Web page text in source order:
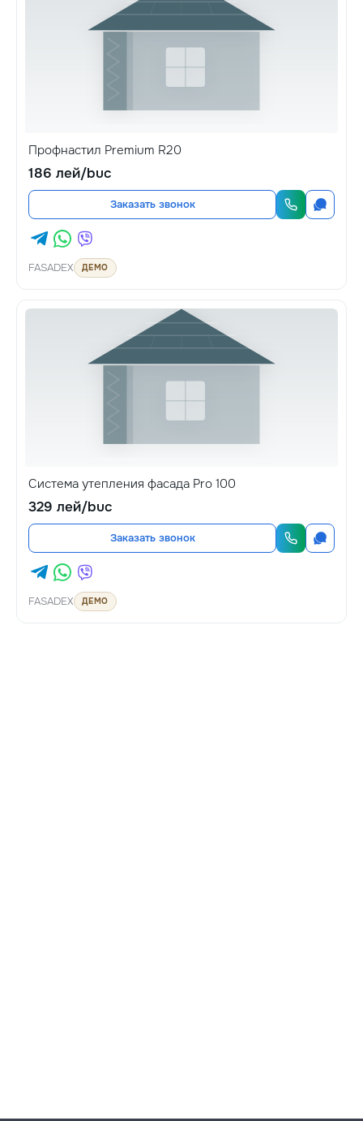
Профнастил Premium R20
186 лей/buc
Заказать звонок
FASADEX ДЕМО
Система утепления фасада Pro 100
329 лей/buc
Заказать звонок
FASADEX ДЕМО